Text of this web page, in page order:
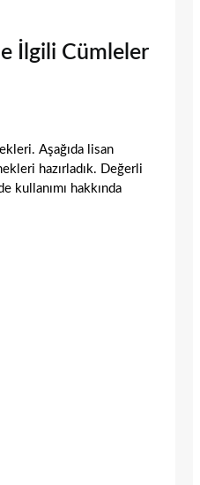
İlgili Cümleler
Aşağıda lisan
hazırladık. Değerli
kullanımı hakkında